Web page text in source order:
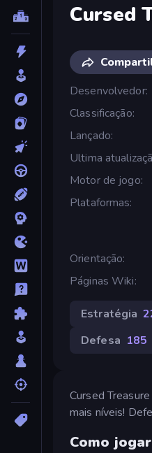
Cursed
Desenvolvedor
Classificação
Lançado
Ultima
Motor de jogo
Plataformas
Orientação
Páginas Wiki
Estratégia
Defesa 185
Cursed
mais níveis!
Como